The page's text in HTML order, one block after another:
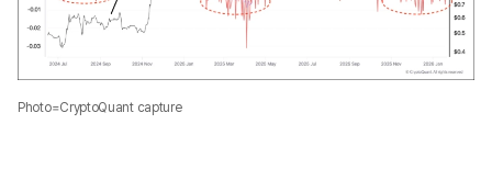
Photo=CryptoQuant capture